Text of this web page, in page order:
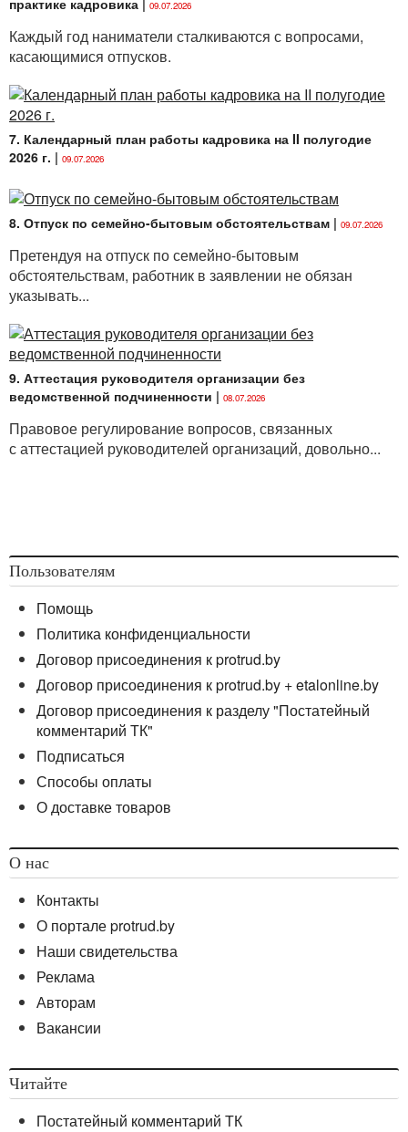
09.07.2026
Каждый год наниматели сталкиваются с вопросами,
касающимися отпусков.
7. Календарный план работы кадровика на II полугодие
2026 г. | 09.07.2026
8. Отпуск по семейно-бытовым обстоятельствам | 09.07.2026
Претендуя на отпуск по семейно-бытовым
обстоятельствам, работник в заявлении не обязан
указывать...
9. Аттестация руководителя организации без
ведомственной подчиненности | 08.07.2026
Правовое регулирование вопросов, связанных
с аттестацией руководителей организаций, довольно...
Пользователям
Помощь
Политика конфиденциальности
Договор присоединения к protrud.by
Договор присоединения к protrud.by + etalonline.by
Договор присоединения к разделу "Постатейный
комментарий ТК"
Подписаться
Способы оплаты
О доставке товаров
О нас
Контакты
О портале protrud.by
Наши свидетельства
Реклама
Авторам
Вакансии
Читайте
Постатейный комментарий ТК